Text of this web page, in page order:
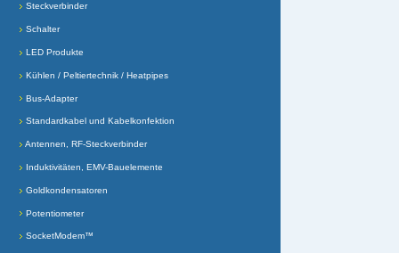
Steckverbinder
Schalter
LED Produkte
Kühlen / Peltiertechnik / Heatpipes
Bus-Adapter
Standardkabel und Kabelkonfektion
Antennen, RF-Steckverbinder
Induktivitäten, EMV-Bauelemente
Goldkondensatoren
Potentiometer
SocketModem™